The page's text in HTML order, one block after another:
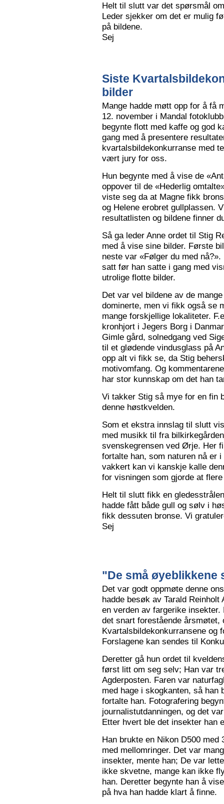
Helt til slutt var det spørsmål
Leder sjekker om det er mulig
på bildene.
Sej
Siste
bilder
Mange hadde møtt opp for å få
12. november i Mandal
begynte flott med kaffe og god
gang med å presentere
kvartalsbildekonkurranse med
vært jury for oss.
Hun begynte med å vise de
oppover til de «Hederlig
viste seg da at Magne fikk
og Helene erobret gullplassen.
resultatlisten og bildene finner
Så ga leder Anne ordet til Stig
med å vise sine bilder. Første
neste var «Følger du med
satt før han satte i gang med
utrolige flotte bilder.
Det var vel bildene av de
dominerte, men vi fikk også se
mange forskjellige lokaliteter.
kronhjort i Jegers Borg i
Gimle gård, solnedgang ved
til et glødende vindusglass på
opp alt vi fikk se, da Stig
motivomfang. Og
har stor kunnskap om det han
Vi takker Stig så mye for en fin
denne høstkvelden.
Som et ekstra innslag til slutt
med musikk til fra
svenskegrensen ved Ørje. Her
fortalte han, som naturen nå er
vakkert kan vi kanskje kalle
for visningen som gjorde at
Helt til slutt fikk en
hadde fått både gull og sølv i
fikk dessuten bronse. Vi
Sej
"De små øyeblikkene
Det var godt oppmøte denne
hadde besøk av Tarald
en verden av fargerike
det snart forestående
Kvartalsbildekonkurransene og
Forslagene kan sendes til
Deretter gå hun ordet til
først litt om seg selv; Han var
Agderposten. Faren var
med hage i skogkanten, så han
fortalte han. Fotografering
journalistutdanningen, og det
Etter hvert ble det insekter han
Han brukte en Nikon D500
med mellomringer. Det var
insekter, mente han; De var
ikke skvetne, mange kan ikke
han. Deretter begynte han å
på hva han hadde klart å finne.